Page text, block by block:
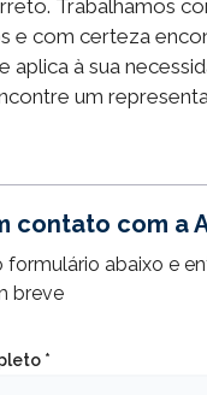
Trabalhamos
e com certeza
aplica à sua
um
contato com a
formulário abaixo e
breve
*